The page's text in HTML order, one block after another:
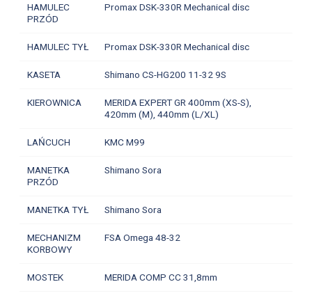
HAMULEC
PRZÓD
Promax DSK-330R Mechanical disc
HAMULEC TYŁ Promax DSK-330R Mechanical disc
KASETA Shimano CS-HG200 11-32 9S
KIEROWNICA
MERIDA EXPERT GR 400mm (XS-S),
420mm (M), 440mm (L/XL)
LAŃCUCH KMC M99
MANETKA
PRZÓD
Shimano Sora
MANETKA TYŁ Shimano Sora
MECHANIZM
KORBOWY
FSA Omega 48-32
MOSTEK MERIDA COMP CC 31,8mm